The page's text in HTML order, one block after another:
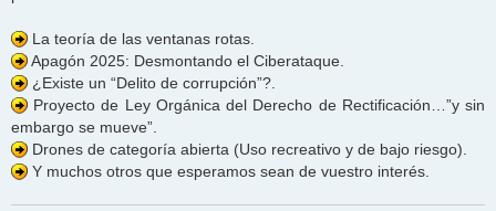
La teoría de las ventanas rotas.
Apagón 2025: Desmontando el Ciberataque.
¿Existe un “Delito de corrupción”?.
Proyecto de Ley Orgánica del Derecho de Rectificación…”y sin
embargo se mueve”.
Drones de categoría abierta (Uso recreativo y de bajo riesgo).
Y muchos otros que esperamos sean de vuestro interés.